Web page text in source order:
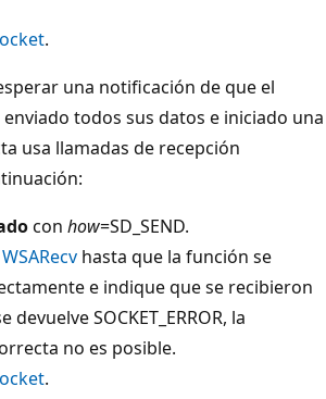
.
una notificación de que el
todos sus datos e iniciado una
usa llamadas de recepción
con how=SD_SEND.
WSARecv hasta que la función se
e indique que se recibieron
devuelve SOCKET_ERROR, la
no es posible.
.